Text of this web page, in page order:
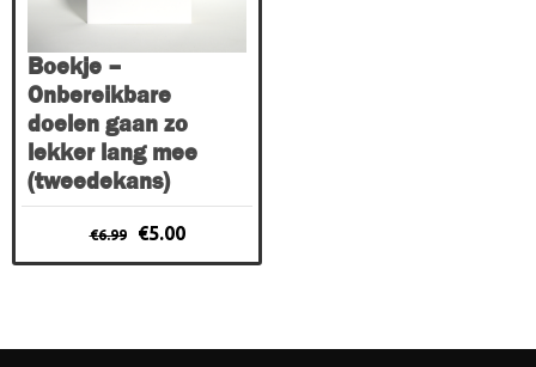
Boekje –
Onbereikbare
doelen gaan zo
lekker lang mee
(tweedekans)
€6.99
Oorspronkelijke
prijs
€5.00Huidige
prijs